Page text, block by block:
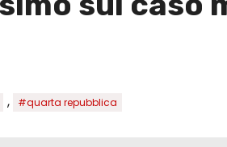
, #quarta repubblica